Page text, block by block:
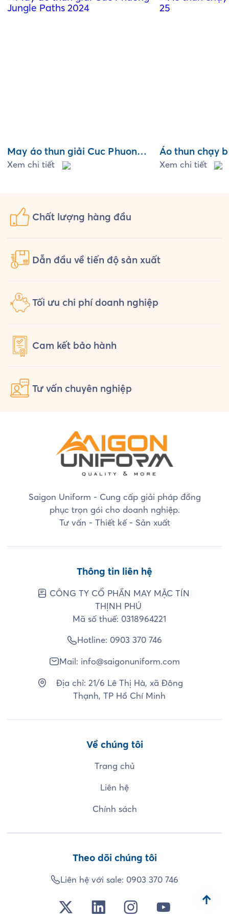
May áo thun giải Cuc Phuong
Jungle Paths 2024
Xem chi tiết
Áo thun chạy
25
Xem chi tiết
Chất lượng hàng đầu
Dẫn đầu về tiến độ sản xuất
Tối ưu chi phí doanh nghiệp
Cam kết bảo hành
Tư vấn chuyên nghiệp
Saigon Uniform - Cung cấp giải pháp đồng
phục trọn gói cho doanh nghiệp.
Tư vấn - Thiết kế - Sản xuất
Thông tin liên hệ
CÔNG TY CỔ PHẦN MAY MẶC TÍN
THỊNH PHÚ
Mã số thuế: 0318964221
Hotline: 0903 370 746
Mail: info@saigonuniform.com
Địa chỉ: 21/6 Lê Thị Hà, xã Đông
Thạnh, TP Hồ Chí Minh
Về chúng tôi
Trang chủ
Liên hệ
Chính sách
Theo dõi chúng tôi
Liên hệ với sale: 0903 370 746